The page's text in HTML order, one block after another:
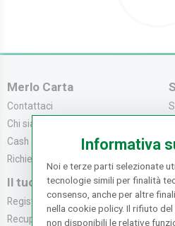
Merlo Carta
Contattaci
Chi siamo
Cash & Carry
Richiedi catalogo
Il tuo Account
Registrati
Recupera la Passwo...
Informativa
Noi e terze parti selezionate
tecnologie simili per finalità
consenso, anche per altre
nella cookie policy. Il rifiuto
non disponibili le relative